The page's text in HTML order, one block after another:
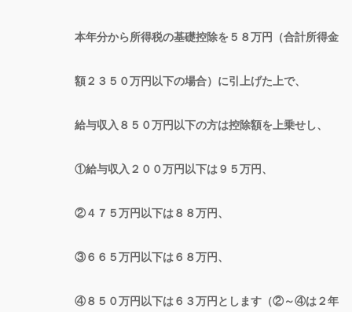
本年分から所得税の基礎控除を５８万円（合計所得金
額２３５０万円以下の場合）に引上げた上で、
給与収入８５０万円以下の方は控除額を上乗せし、
①給与収入２００万円以下は９５万円、
②４７５万円以下は８８万円、
③６６５万円以下は６８万円、
④８５０万円以下は６３万円とします（②～④は２年